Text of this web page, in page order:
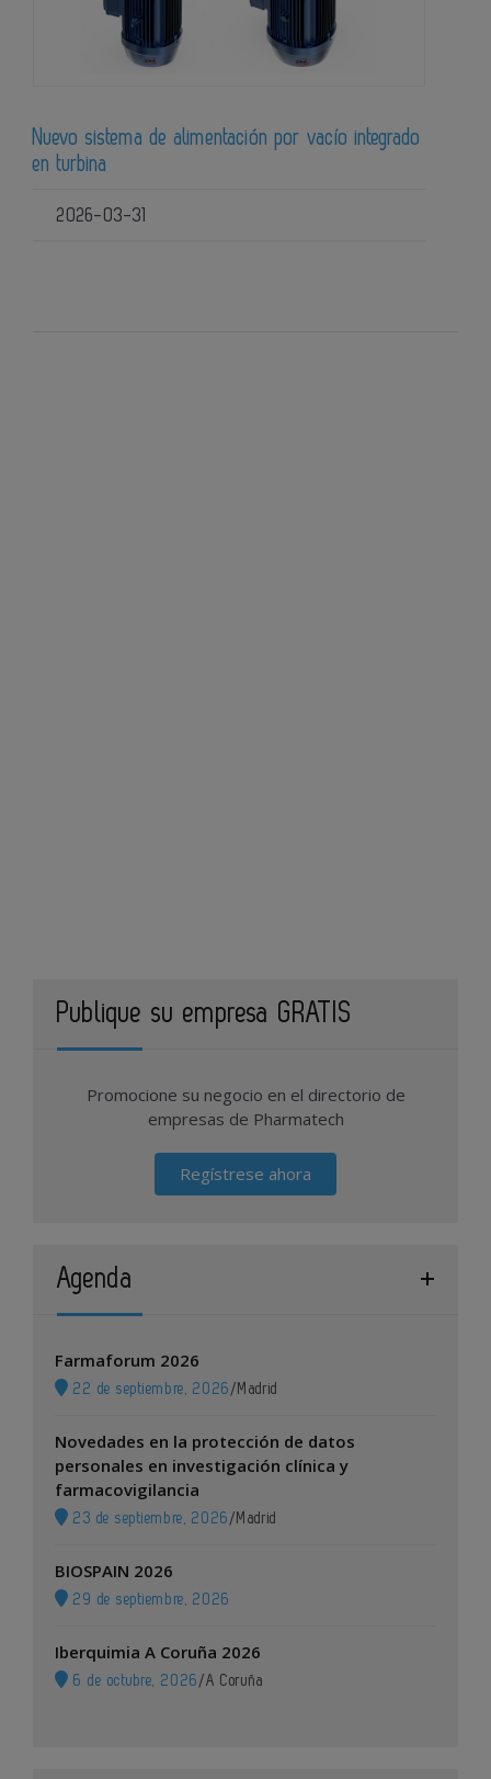
Nuevo sistema de alimentación por vacío integrado
en turbina
2026-03-31
Publique su empresa GRATIS
Promocione su negocio en el directorio de
empresas de Pharmatech
Regístrese ahora
Agenda
Farmaforum 2026
22 de septiembre, 2026 / Madrid
Novedades en la protección de datos
personales en investigación clínica y
farmacovigilancia
23 de septiembre, 2026 / Madrid
BIOSPAIN 2026
29 de septiembre, 2026
Iberquimia A Coruña 2026
6 de octubre, 2026 /A Coruña